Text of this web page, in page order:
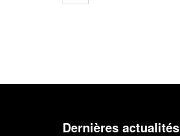
Dernières actualités